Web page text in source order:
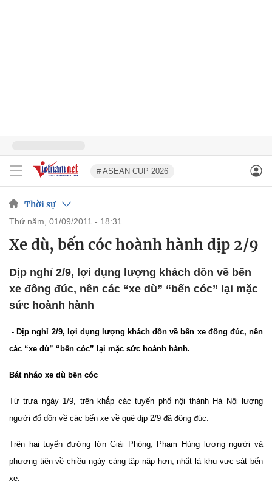
# ASEAN CUP 2026
Thời sự
thứ năm, 01/09/2011 - 18:31
Xe dù, bến cóc hoành hành dịp 2/9
Dịp nghỉ 2/9, lợi dụng lượng khách dồn về bến
xe đông đúc, nên các “xe dù” “bến cóc” lại mặc
sức hoành hành
- Dịp nghỉ 2/9, lợi dụng lượng khách dồn về bến xe đông đúc, nên
các “xe dù” “bến cóc” lại mặc sức hoành hành.
Bát nháo xe dù bến cóc
Từ trưa ngày 1/9, trên khắp các tuyến phố nội thành Hà Nội lượng
người đổ dồn về các bến xe về quê dịp 2/9 đã đông đúc.
Trên hai tuyến đường lớn Giải Phóng, Phạm Hùng lượng người và
phương tiện về chiều ngày càng tập nập hơn, nhất là khu vực sát bến
xe.